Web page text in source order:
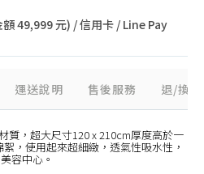
49,999 元) / 信用卡 / Line Pay
運送說明 售後服務 退/換
質，超大尺寸120 x 210cm厚度高於一
，使用起來超細緻，透氣性吸水性，
容中心。